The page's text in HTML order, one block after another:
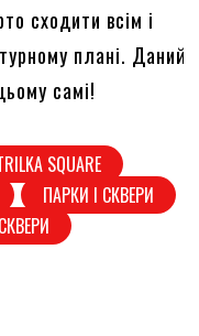
сходити всім і
плані. Даний
самі!
SQUARE
ПАРКИ І СКВЕРИ